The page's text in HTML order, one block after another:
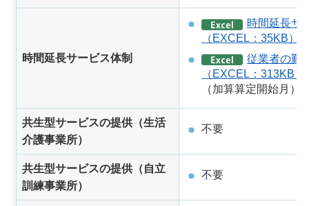
時間延長サービス体制
時間延長サ
（EXCEL：35KB）
従業者の勤
（EXCEL：313KB）
（加算算定開始月）
共生型サービスの提供（生活
介護事業所）
不要
共生型サービスの提供（自立
訓練事業所）
不要